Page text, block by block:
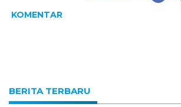
KOMENTAR
BERITA TERBARU